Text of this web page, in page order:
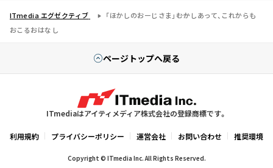
ITmedia エグゼクティブ
「ほかしのおーじさま」――むかしあって、これからも
おこるおはなし
ページトップへ戻る
ITmediaはアイティメディア株式会社の登録商標です。
利用規約 プライバシーポリシー 運営会社 お問い合わせ 推奨環境
Copyright © ITmedia Inc. All Rights Reserved.